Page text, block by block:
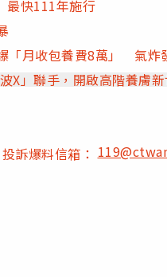
快111年施行
「月收包養費8萬」 氣炸
X」聯手，開啟高階養膚
投訴爆料信箱：